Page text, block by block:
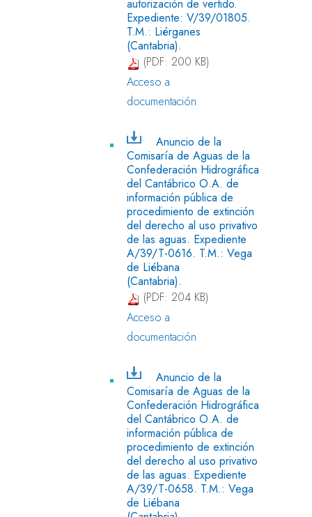
autorización de vertido.
Expediente: V/39/01805.
T.M.: Liérganes
(Cantabria).
(PDF: 200 KB)
Acceso a
documentación
Anuncio de la
Comisaría de Aguas de la
Confederación Hidrográfica
del Cantábrico O.A. de
información pública de
procedimiento de extinción
del derecho al uso privativo
de las aguas. Expediente
A/39/T-0616. T.M.: Vega
de Liébana
(Cantabria).
(PDF: 204 KB)
Acceso a
documentación
Anuncio de la
Comisaría de Aguas de la
Confederación Hidrográfica
del Cantábrico O.A. de
información pública de
procedimiento de extinción
del derecho al uso privativo
de las aguas. Expediente
A/39/T-0658. T.M.: Vega
de Liébana